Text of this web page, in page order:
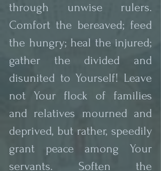
through unwise rulers.
Comfort the bereaved; feed
the hungry; heal the injured;
gather the divided and
disunited to Yourself! Leave
not Your flock of families
and relatives mourned and
deprived, but rather, speedily
grant peace among Your
servants. Soften the